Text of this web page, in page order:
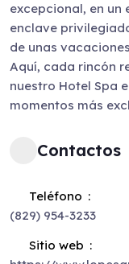
excepcional, en un
enclave
de unas
Aquí, cada rincón
nuestro Hotel Spa
momentos más
Contactos
Teléfono
(829) 954-3233
Sitio web